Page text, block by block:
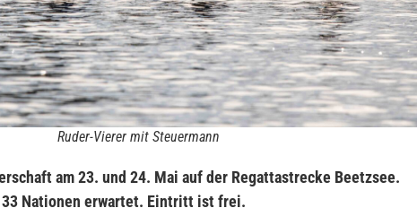
Ruder-Vierer mit Steuermann
am 23. und 24. Mai auf der Regattastrecke Beetzsee.
33 Nationen erwartet. Eintritt ist frei.